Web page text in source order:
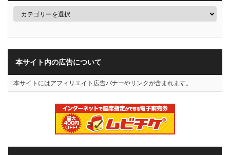
本サイト内の広告について
本サイトにはアフィリエイト広告バナーやリンクが含まれます。